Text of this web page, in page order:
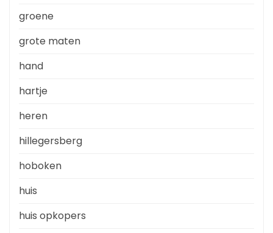
groene
grote maten
hand
hartje
heren
hillegersberg
hoboken
huis
huis opkopers